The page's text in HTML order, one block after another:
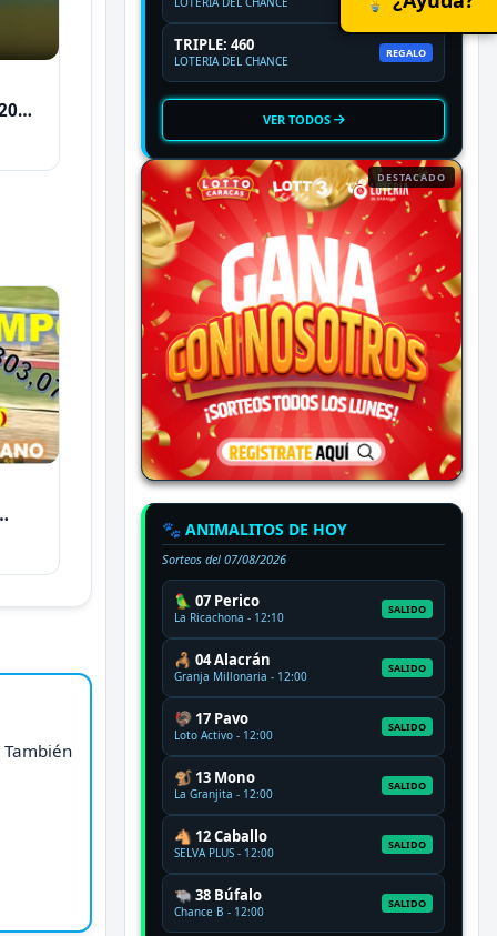
TRIPLE: 460
LOTERIA DEL CHANCE
REGALO
VER TODOS
DESTACADO
🐾 ANIMALITOS DE HOY
Sorteos del 07/08/2026
🦜 07 Perico
La Ricachona - 12:10
SALIDO
🦂 04 Alacrán
Granja Millonaria - 12:00
SALIDO
🦃 17 Pavo
Loto Activo - 12:00
SALIDO
🐒 13 Mono
La Granjita - 12:00
SALIDO
🐴 12 Caballo
SELVA PLUS - 12:00
SALIDO
🐃 38 Búfalo
Chance B - 12:00
SALIDO